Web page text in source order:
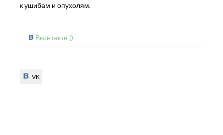
к ушибам и опухолям.
Вконтакте ()
VK
VK